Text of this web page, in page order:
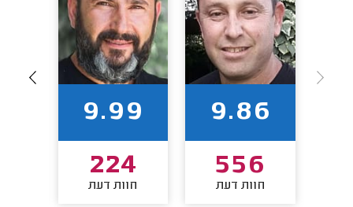
9.86
556
חוות דעת
9.99
224
חוות דעת